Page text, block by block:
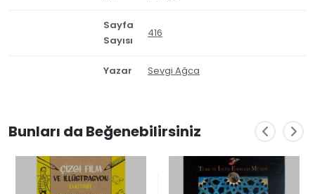
Sayfa
Sayısı
416
Yazar Sevgi Ağca
Bunları da Beğenebilirsiniz